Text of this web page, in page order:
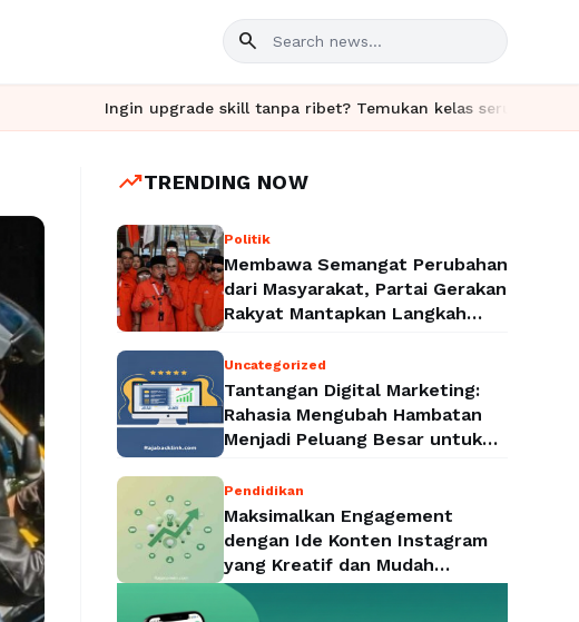
search
Ingin upgrade skill tanpa ribet? Temukan kelas seru dan materi lengkap
trending_upTRENDING NOW
Politik
Membawa Semangat Perubahan
dari Masyarakat, Partai Gerakan
Rakyat Mantapkan Langkah
Nasional
Uncategorized
Tantangan Digital Marketing:
Rahasia Mengubah Hambatan
Menjadi Peluang Besar untuk
Pendidikan
Maksimalkan Engagement
dengan Ide Konten Instagram
yang Kreatif dan Mudah
Diterapkan